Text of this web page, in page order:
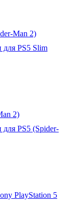
Man 2)
PS5 Slim
2)
PS5 (Spider-
PlayStation 5